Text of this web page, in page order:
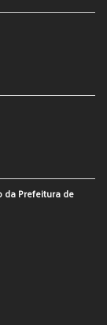
da Prefeitura de